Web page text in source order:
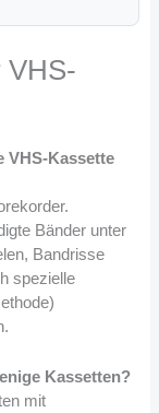
VHS-
VHS-Kassette
Bänder unter
Bandrisse
spezielle
Kassetten?
mit